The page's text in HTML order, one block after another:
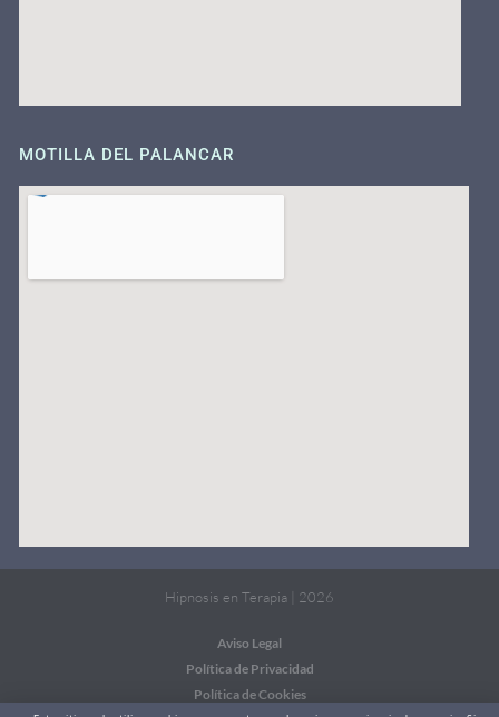
MOTILLA DEL PALANCAR
Hipnosis en Terapia | 2026
Aviso Legal
Política de Privacidad
Política de Cookies